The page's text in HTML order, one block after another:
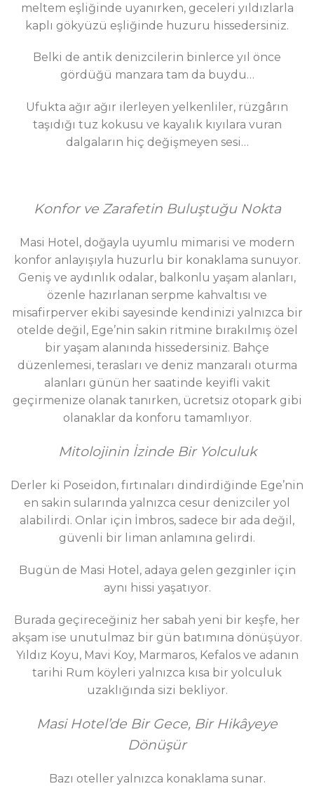
meltem eşliğinde uyanırken, geceleri yıldızlarla
kaplı gökyüzü eşliğinde huzuru hissedersiniz.
Belki de antik denizcilerin binlerce yıl önce
gördüğü manzara tam da buydu…
Ufukta ağır ağır ilerleyen yelkenliler, rüzgârın
taşıdığı tuz kokusu ve kayalık kıyılara vuran
dalgaların hiç değişmeyen sesi…
Konfor ve Zarafetin Buluştuğu Nokta
Masi Hotel, doğayla uyumlu mimarisi ve modern
konfor anlayışıyla huzurlu bir konaklama sunuyor.
Geniş ve aydınlık odalar, balkonlu yaşam alanları,
özenle hazırlanan serpme kahvaltısı ve
misafirperver ekibi sayesinde kendinizi yalnızca bir
otelde değil, Ege’nin sakin ritmine bırakılmış özel
bir yaşam alanında hissedersiniz. Bahçe
düzenlemesi, terasları ve deniz manzaralı oturma
alanları günün her saatinde keyifli vakit
geçirmenize olanak tanırken, ücretsiz otopark gibi
olanaklar da konforu tamamlıyor.
Mitolojinin İzinde Bir Yolculuk
Derler ki Poseidon, fırtınaları dindirdiğinde Ege’nin
en sakin sularında yalnızca cesur denizciler yol
alabilirdi. Onlar için İmbros, sadece bir ada değil,
güvenli bir liman anlamına gelirdi.
Bugün de Masi Hotel, adaya gelen gezginler için
aynı hissi yaşatıyor.
Burada geçireceğiniz her sabah yeni bir keşfe, her
akşam ise unutulmaz bir gün batımına dönüşüyor.
Yıldız Koyu, Mavi Koy, Marmaros, Kefalos ve adanın
tarihi Rum köyleri yalnızca kısa bir yolculuk
uzaklığında sizi bekliyor.
Masi Hotel’de Bir Gece, Bir Hikâyeye
Dönüşür
Bazı oteller yalnızca konaklama sunar.